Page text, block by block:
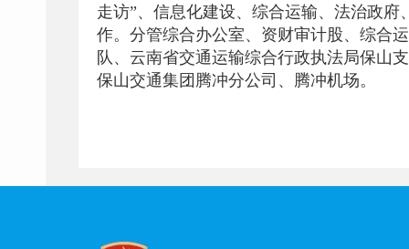
走访”、信息化建设、综合运输、法治政
作。分管综合办公室、资财审计股、综合
队、云南省交通运输综合行政执法局保山
保山交通集团腾冲分公司、腾冲机场。